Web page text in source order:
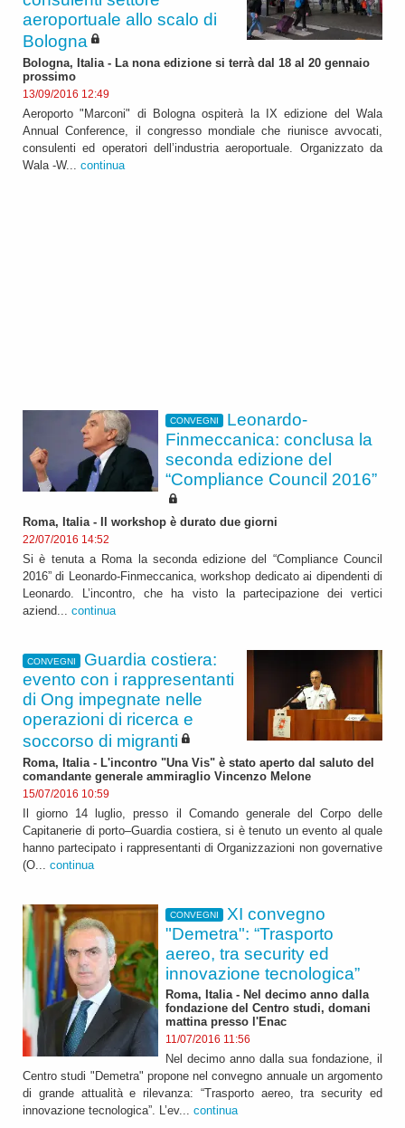
aeroportuale allo scalo di
Bologna
Bologna, Italia - La nona edizione si terrà dal 18 al 20 gennaio
prossimo
13/09/2016 12:49
Aeroporto "Marconi" di Bologna ospiterà la IX edizione del Wala
Annual Conference, il congresso mondiale che riunisce avvocati,
consulenti ed operatori dell’industria aeroportuale. Organizzato da
Wala -W... continua
CONVEGNI
Leonardo-
Finmeccanica: conclusa la
seconda edizione del
“Compliance Council 2016”
Roma, Italia - Il workshop è durato due giorni
22/07/2016 14:52
Si è tenuta a Roma la seconda edizione del “Compliance Council
2016” di Leonardo-Finmeccanica, workshop dedicato ai dipendenti di
Leonardo. L’incontro, che ha visto la partecipazione dei vertici
aziend... continua
CONVEGNI
Guardia costiera:
evento con i rappresentanti
di Ong impegnate nelle
operazioni di ricerca e
soccorso di migranti
Roma, Italia - L'incontro "Una Vis" è stato aperto dal saluto del
comandante generale ammiraglio Vincenzo Melone
15/07/2016 10:59
Il giorno 14 luglio, presso il Comando generale del Corpo delle
Capitanerie di porto–Guardia costiera, si è tenuto un evento al quale
hanno partecipato i rappresentanti di Organizzazioni non governative
(O... continua
CONVEGNI
XI convegno
"Demetra": “Trasporto
aereo, tra security ed
innovazione tecnologica”
Roma, Italia - Nel decimo anno dalla
fondazione del Centro studi, domani
mattina presso l'Enac
11/07/2016 11:56
Nel decimo anno dalla sua fondazione, il
Centro studi "Demetra" propone nel convegno annuale un argomento
di grande attualità e rilevanza: “Trasporto aereo, tra security ed
innovazione tecnologica”. L’ev... continua